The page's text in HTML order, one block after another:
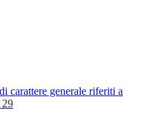
carattere generale riferiti a
29